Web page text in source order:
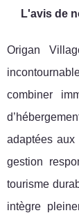
L'avis de
Origan
combiner
adaptées
gestion
tourisme
intègre